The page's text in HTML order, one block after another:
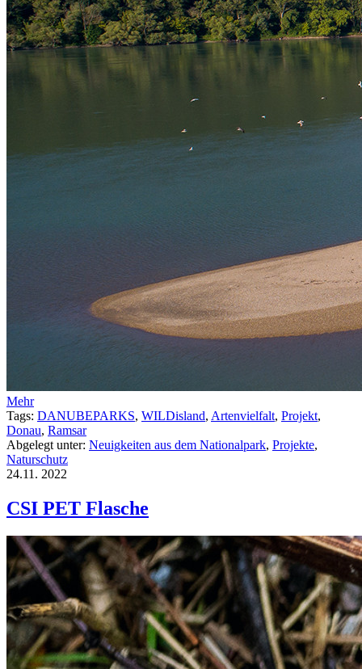
Mehr
Tags: DANUBEPARKS, WILDisland, Artenvielfalt, Projekt,
Donau, Ramsar
Abgelegt unter: Neuigkeiten aus dem Nationalpark, Projekte,
Naturschutz
24.11. 2022
CSI PET Flasche